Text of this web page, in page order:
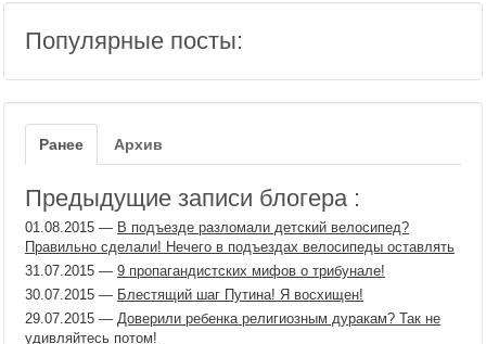
Популярные посты:
Ранее Архив
Предыдущие записи блогера :
01.08.2015 — В подъезде разломали детский велосипед?
Правильно сделали! Нечего в подъездах велосипеды оставлять
31.07.2015 — 9 пропагандистских мифов о трибунале!
30.07.2015 — Блестящий шаг Путина! Я восхищен!
29.07.2015 — Доверили ребенка религиозным дуракам? Так не
удивляйтесь потом!